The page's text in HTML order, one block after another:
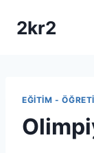
2kr2
EĞITIM -